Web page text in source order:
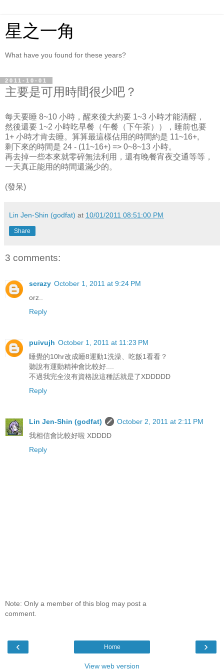
星之一角
What have you found for these years?
2011-10-01
主要是可用時間很少吧？
每天要睡 8~10 小時，醒來後大約要 1~3 小時才能清醒，
然後還要 1~2 小時吃早餐（午餐（下午茶）），睡前也要
1+ 小時才肯去睡。算算最這樣佔用的時間約是 11~16+,
剩下來的時間是 24 - (11~16+) => 0~8~13 小時。
再去掉一些本來就零碎無法利用，還有晚餐宵夜交通等等，
一天真正能用的時間還滿少的。
(發呆)
Lin Jen-Shin (godfat) at 10/01/2011 08:51:00 PM
Share
3 comments:
scrazy October 1, 2011 at 9:24 PM
orz..
Reply
puivujh October 1, 2011 at 11:23 PM
睡覺的10hr改成睡8運動1洗澡、吃飯1看看？
聽說有運動精神會比較好....
不過我完全沒有資格說這種話就是了XDDDDD
Reply
Lin Jen-Shin (godfat)
October 2, 2011 at 2:11 PM
我相信會比較好啦 XDDDD
Reply
Note: Only a member of this blog may post a
comment.
‹ ›
Home
View web version